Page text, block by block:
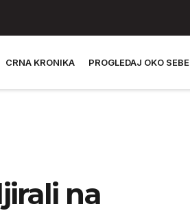
CRNA KRONIKA PROGLEDAJ OKO SEBE
na